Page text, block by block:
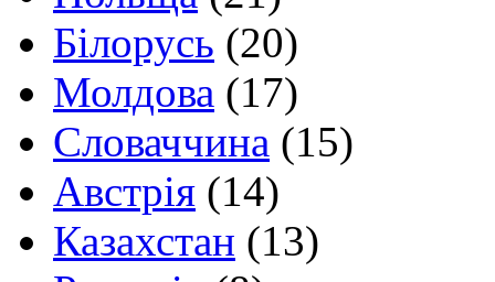
Білорусь (20)
Молдова (17)
Словаччина (15)
Австрія (14)
Казахстан (13)